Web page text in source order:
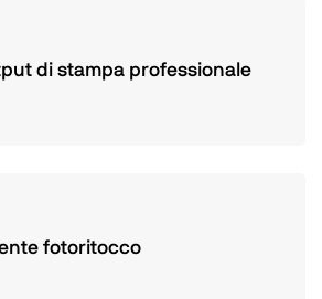
di stampa professionale
fotoritocco